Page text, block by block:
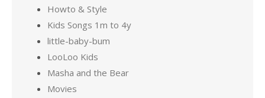
Howto & Style
Kids Songs 1m to 4y
little-baby-bum
LooLoo Kids
Masha and the Bear
Movies